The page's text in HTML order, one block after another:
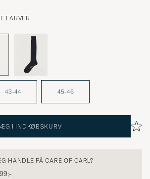
FARVER
43-44 45-46
I INDKØBSKURV
HANDLE PÅ CARE OF CARL?